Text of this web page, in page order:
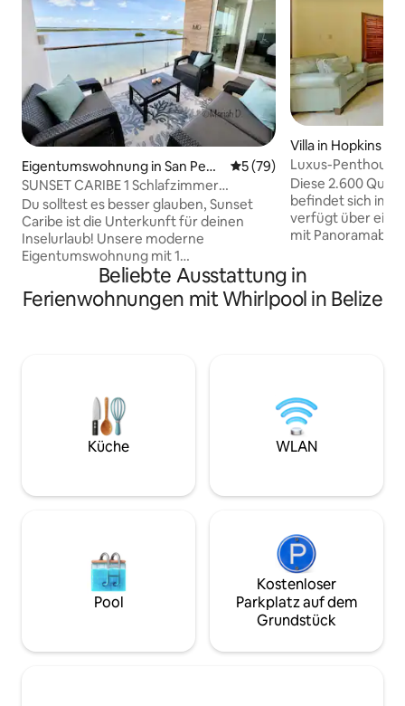
Eigentumswohnung in San Pedr
o
Durchschnittliche
5 (79)
SUNSET CARIBE 1 Schlafzimmer
OBERGESCHOSS PENTHOUSE-
AUSSICHT!
Du solltest es besser glauben, Sunset
Caribe ist die Unterkunft für deinen
Inselurlaub! Unsere moderne
Eigentumswohnung mit 1
Schlafzimmer/1 Badezimmer liegt nur 1,5
Meilen mit dem Golfcart nördlich von
San Pedro und ist komplett ausgestattet
Hauptschlafzimmer und einen Balkon.
Unsere Einheit befindet sich in der
OBERSTEN ETAGE und bietet einige der
ERSTAUNLICHSTEN Aussichten. Die
neben einem von zwei großen Pools mit
Villa in Hopkins
Luxus-
3,5 Badezimmern
Diese 2.600
befindet sich im
verfügt über eine
mit
profitieren von
Queensize-Bett
Geschirrspüler,
Mikrowelle,
sind etwa 75 bis
Beliebte Ausstattung in
Ferienwohnungen mit Whirlpool in Belize
Küche WLAN
Pool
Kostenloser
Parkplatz auf dem
Grundstück